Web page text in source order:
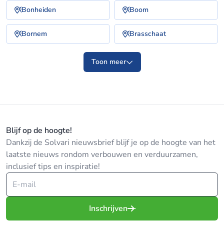
Bonheiden Boom
Bornem Brasschaat
Toon meer
Blijf op de hoogte!
Dankzij de Solvari nieuwsbrief blijf je op de hoogte van het
laatste nieuws rondom verbouwen en verduurzamen,
inclusief tips en inspiratie!
Inschrijven